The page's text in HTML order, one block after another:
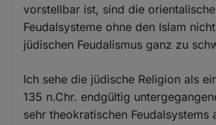
vorstellbar ist, sind die
Feudalsysteme ohne den Islam
jüdischen Feudalismus ganz zu
Ich sehe die jüdische Religion als
135 n.Chr. endgültig
sehr theokratischen Feudalsystems